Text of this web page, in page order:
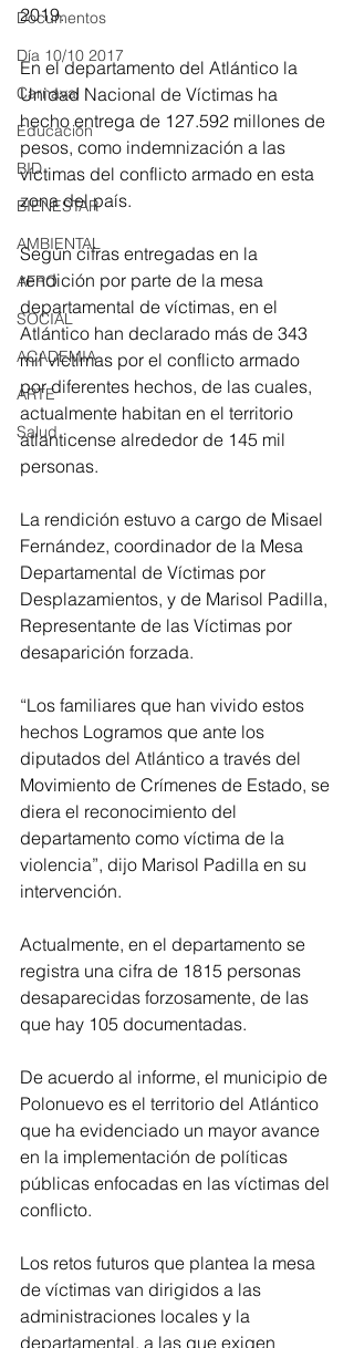
Documentos
Día 10/10 2017
Carnaval
Educación
BID
BIENESTAR
AMBIENTAL
AFRO
SOCIAL
ACADEMIA
ARTE
Salud
2019.
En el departamento del Atlántico la
Unidad Nacional de Víctimas ha
hecho entrega de 127.592 millones de
pesos, como indemnización a las
víctimas del conflicto armado en esta
zona del país.
Según cifras entregadas en la
rendición por parte de la mesa
departamental de víctimas, en el
Atlántico han declarado más de 343
mil víctimas por el conflicto armado
por diferentes hechos, de las cuales,
actualmente habitan en el territorio
atlanticense alrededor de 145 mil
personas.
La rendición estuvo a cargo de Misael
Fernández, coordinador de la Mesa
Departamental de Víctimas por
Desplazamientos, y de Marisol Padilla,
Representante de las Víctimas por
desaparición forzada.
“Los familiares que han vivido estos
hechos Logramos que ante los
diputados del Atlántico a través del
Movimiento de Crímenes de Estado, se
diera el reconocimiento del
departamento como víctima de la
violencia”, dijo Marisol Padilla en su
intervención.
Actualmente, en el departamento se
registra una cifra de 1815 personas
desaparecidas forzosamente, de las
que hay 105 documentadas.
De acuerdo al informe, el municipio de
Polonuevo es el territorio del Atlántico
que ha evidenciado un mayor avance
en la implementación de políticas
públicas enfocadas en las víctimas del
conflicto.
Los retos futuros que plantea la mesa
de víctimas van dirigidos a las
administraciones locales y la
departamental, a las que exigen